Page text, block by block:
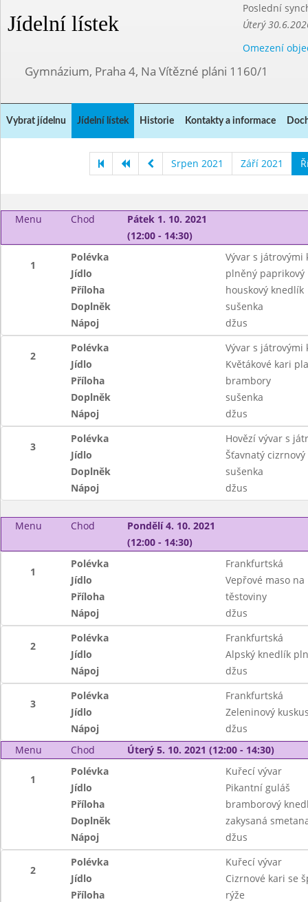
Jídelní lístek
Poslední
Úterý
Omezení
Gymnázium, Praha 4, Na Vítězné pláni 1160/1
Vybrat jídelnu Jídelní lístek Historie Kontakty a informace
Srpen 2021 Září 2021
Menu Chod
Pátek 1. 10. 2021
(12:00 - 14:30)
1
Polévka
Vývar s játrovými
Jídlo
plněný paprikový
Příloha
houskový knedlík
Doplněk
sušenka
Nápoj
džus
2
Polévka
Vývar s játrovými
Jídlo
Květákové kari
Příloha
brambory
Doplněk
sušenka
Nápoj
džus
3
Polévka
Hovězí vývar s
Jídlo
Šťavnatý
Doplněk
sušenka
Nápoj
džus
Menu Chod
Pondělí 4. 10. 2021
(12:00 - 14:30)
1
Polévka
Frankfurtská
Jídlo
Vepřové maso
Příloha
těstoviny
Nápoj
džus
2
Polévka
Frankfurtská
Jídlo
Alpský knedlík
Nápoj
džus
3
Polévka
Frankfurtská
Jídlo
Zeleninový
Nápoj
džus
Menu
Chod Úterý 5. 10. 2021 (12:00 - 14:30)
1
Polévka
Kuřecí vývar
Jídlo
Pikantní guláš
Příloha
bramborový
Doplněk
zakysaná
Nápoj
džus
2
Polévka
Kuřecí vývar
Jídlo
Cizrnové kari se
Příloha
rýže